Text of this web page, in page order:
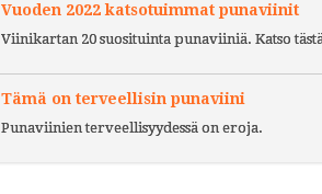
Vuoden 2022 katsotuimmat punaviinit
Viinikartan 20 suosituinta punaviiniä. Katso
Tämä on terveellisin punaviini
Punaviinien terveellisyydessä on eroja.